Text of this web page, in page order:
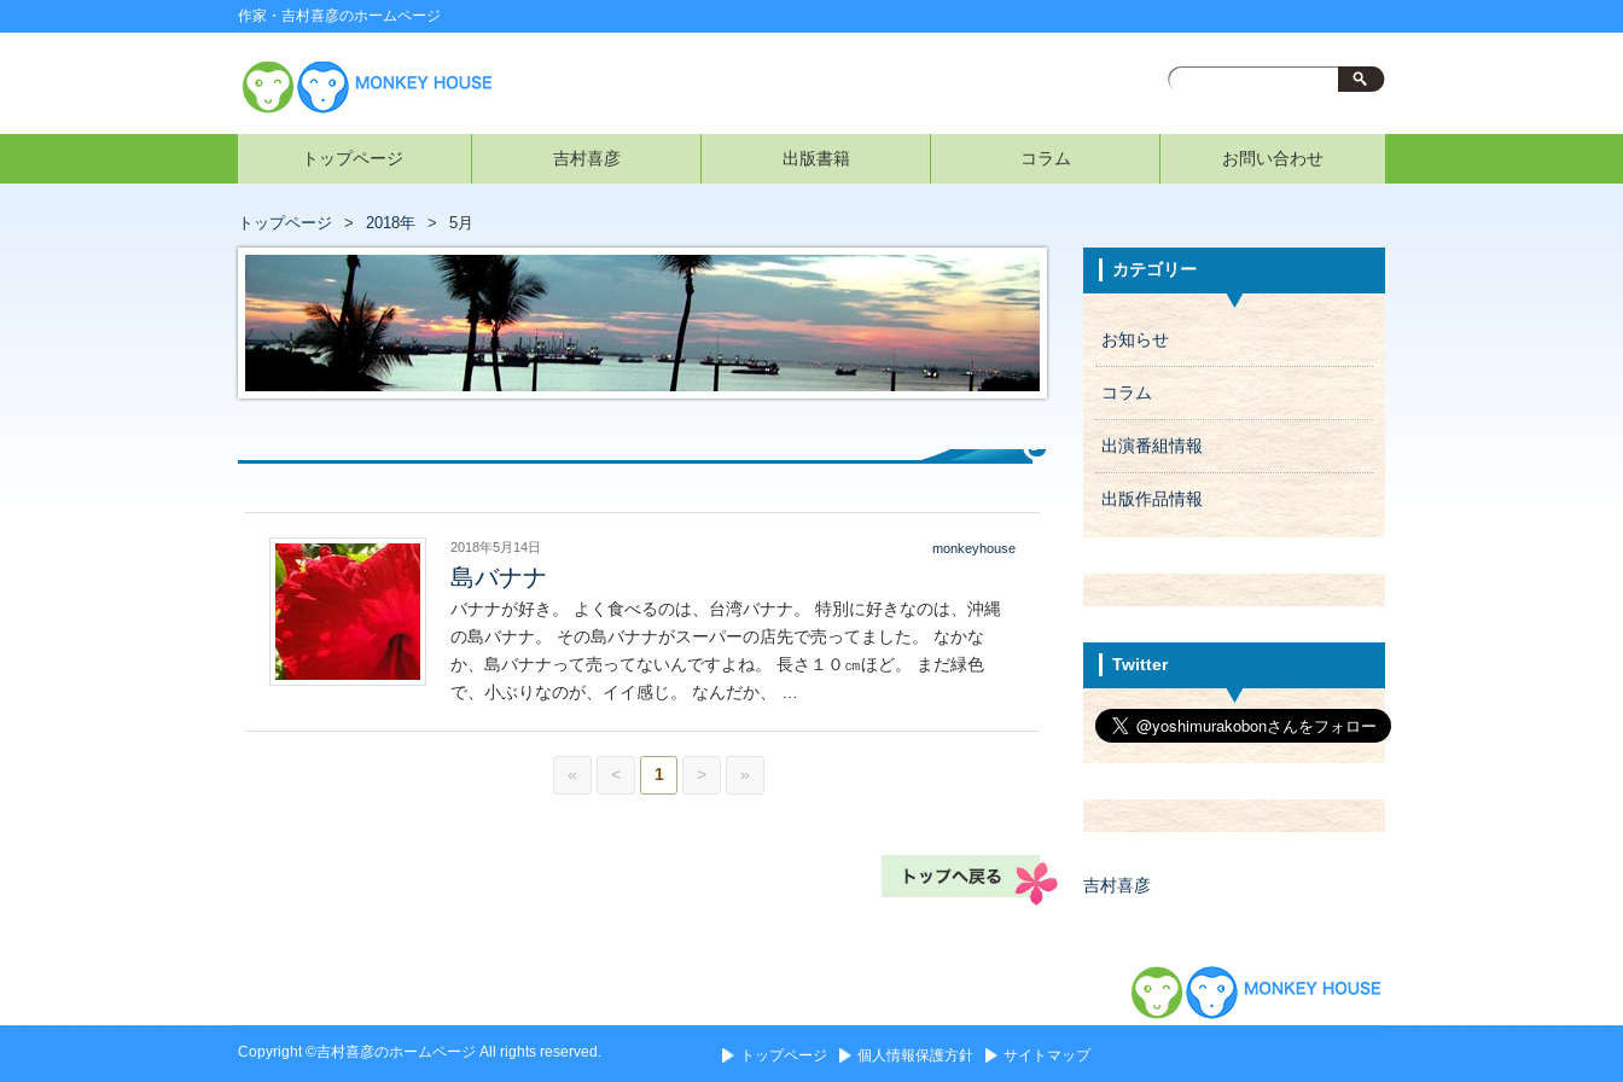
作家・吉村喜彦のホームページ
トップページ 吉村喜彦 出版書籍 コラム お問い合わせ
トップページ 2018年 5月
2018年5月14日 monkeyhouse
島バナナ
バナナが好き。 よく食べるのは、台湾バナナ。 特別に好きなのは、沖縄
の島バナナ。 その島バナナがスーパーの店先で売ってました。 なかな
か、島バナナって売ってないんですよね。 長さ１０㎝ほど。 まだ緑色
で、小ぶりなのが、イイ感じ。 なんだか、 …
« < 1 > »
カテゴリー
お知らせ
コラム
出演番組情報
出版作品情報
Twitter
吉村喜彦
Copyright ©吉村喜彦のホームページ All rights reserved. トップページ 個人情報保護方針 サイトマップ